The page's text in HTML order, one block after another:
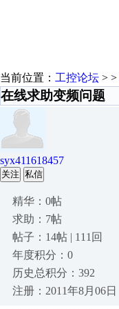
当前位置： 工控论坛 > >
在线求助变频问题
syx411618457
关注 私信
精华：0帖
求助：7帖
帖子：14帖 | 111回
年度积分：0
历史总积分：392
注册：2011年8月06日